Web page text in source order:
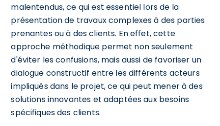
malentendus, ce qui est essentiel lors de la
présentation de travaux complexes à des parties
prenantes ou à des clients. En effet, cette
approche méthodique permet non seulement
d'éviter les confusions, mais aussi de favoriser un
dialogue constructif entre les différents acteurs
impliqués dans le projet, ce qui peut mener à des
solutions innovantes et adaptées aux besoins
spécifiques des clients.